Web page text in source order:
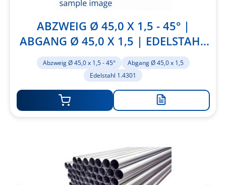
ABZWEIG Ø 45,0 X 1,5 - 45° |
ABGANG Ø 45,0 X 1,5 | EDELSTAHL
1.4301
Abzweig Ø 45,0 x 1,5 - 45°
Abgang Ø 45,0 x 1,5
Edelstahl 1.4301
Zur
hinzufügen